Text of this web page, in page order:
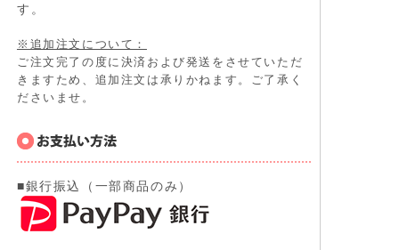
す。
※追加注文について：
ご注文完了の度に決済および発送をさせていただ
きますため、追加注文は承りかねます。ご了承く
ださいませ。
■銀行振込（一部商品のみ）